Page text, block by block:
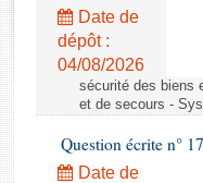
Rapports législatifs
Rapports sur
Baromètre de
Dossiers législatifs
Budget et sécurité
Date de
dépôt :
04/08/2026
sécurité des biens
et de secours -
Question écrite n°
Date de